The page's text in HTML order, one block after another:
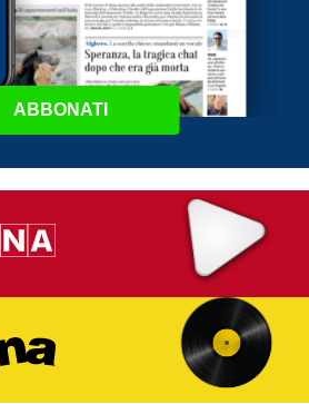
ABBONATI